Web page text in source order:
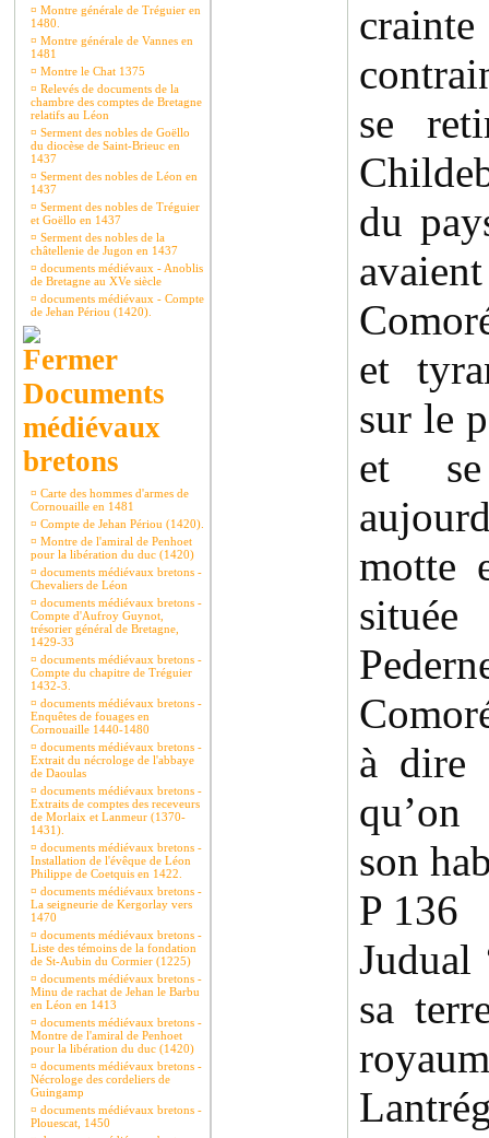
¤ Montre générale de Tréguier en
1480.
¤ Montre générale de Vannes en
1481
¤ Montre le Chat 1375
¤ Relevés de documents de la
chambre des comptes de Bretagne
relatifs au Léon
¤ Serment des nobles de Goëllo
du diocèse de Saint-Brieuc en
1437
¤ Serment des nobles de Léon en
1437
¤ Serment des nobles de Tréguier
et Goëllo en 1437
¤ Serment des nobles de la
châtellenie de Jugon en 1437
¤ documents médiévaux - Anoblis
de Bretagne au XVe siècle
¤ documents médiévaux - Compte
de Jehan Périou (1420).
Documents
médiévaux
bretons
¤ Carte des hommes d'armes de
Cornouaille en 1481
¤ Compte de Jehan Périou (1420).
¤ Montre de l'amiral de Penhoet
pour la libération du duc (1420)
¤ documents médiévaux bretons -
Chevaliers de Léon
¤ documents médiévaux bretons -
Compte d'Aufroy Guynot,
trésorier général de Bretagne,
1429-33
¤ documents médiévaux bretons -
Compte du chapitre de Tréguier
1432-3.
¤ documents médiévaux bretons -
Enquêtes de fouages en
Cornouaille 1440-1480
¤ documents médiévaux bretons -
Extrait du nécrologe de l'abbaye
de Daoulas
¤ documents médiévaux bretons -
Extraits de comptes des receveurs
de Morlaix et Lanmeur (1370-
1431).
¤ documents médiévaux bretons -
Installation de l'évêque de Léon
Philippe de Coetquis en 1422.
¤ documents médiévaux bretons -
La seigneurie de Kergorlay vers
1470
¤ documents médiévaux bretons -
Liste des témoins de la fondation
de St-Aubin du Cormier (1225)
¤ documents médiévaux bretons -
Minu de rachat de Jehan le Barbu
en Léon en 1413
¤ documents médiévaux bretons -
Montre de l'amiral de Penhoet
pour la libération du duc (1420)
¤ documents médiévaux bretons -
Nécrologe des cordeliers de
Guingamp
¤ documents médiévaux bretons -
Plouescat, 1450
se
du
et
sur le
et se
motte
à dire
son
P 136
Judual
sa